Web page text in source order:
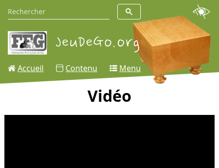
Accueil Contenu Menu
Vidéo